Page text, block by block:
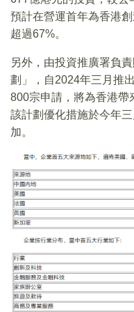
預計在營運首年為香港
超過67%。
另外，由投資推廣署負
劃」，自2024年三月推
800宗申請，將為香港帶
該計劃優化措施於今年
加。